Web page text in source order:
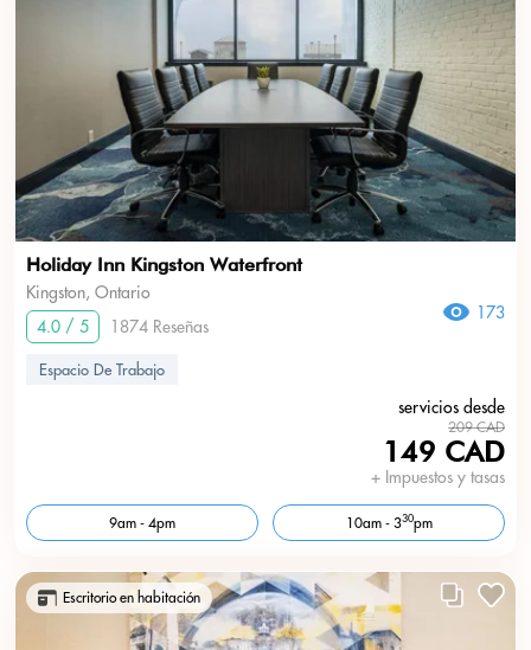
Holiday Inn Kingston Waterfront
Kingston, Ontario
4.0 / 5
1874 Reseñas
173
Espacio De Trabajo
servicios desde
209 CAD
149 CAD
+ Impuestos y tasas
9am - 4pm 10am - 330pm
Escritorio en habitación